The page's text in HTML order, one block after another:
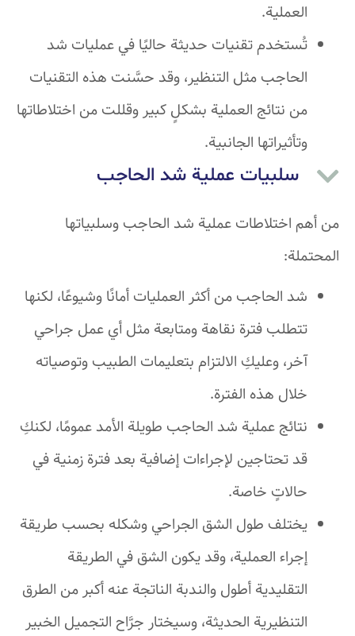
العملية.
تُستخدم تقنيات حديثة حاليًا في عمليات شد
الحاجب مثل التنظير، وقد حسَّنت هذه التقنيات
من نتائج العملية بشكلٍ كبير وقللت من اختلاطاتها
وتأثيراتها الجانبية.
سلبيات عملية شد الحاجب
من أهم اختلاطات عملية شد الحاجب وسلبياتها
المحتملة:
شد الحاجب من أكثر العمليات أمانًا وشيوعًا، لكنها
تتطلب فترة نقاهة ومتابعة مثل أي عمل جراحي
آخر، وعليكِ الالتزام بتعليمات الطبيب وتوصياته
خلال هذه الفترة.
نتائج عملية شد الحاجب طويلة الأمد عمومًا، لكنكِ
قد تحتاجين لإجراءات إضافية بعد فترة زمنية في
حالاتٍ خاصة.
يختلف طول الشق الجراحي وشكله بحسب طريقة
إجراء العملية، وقد يكون الشق في الطريقة
التقليدية أطول والندبة الناتجة عنه أكبر من الطرق
التنظيرية الحديثة، وسيختار جرَّاح التجميل الخبير